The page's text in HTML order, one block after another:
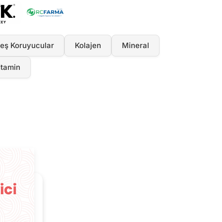
Koruyucular Kolajen Mineral